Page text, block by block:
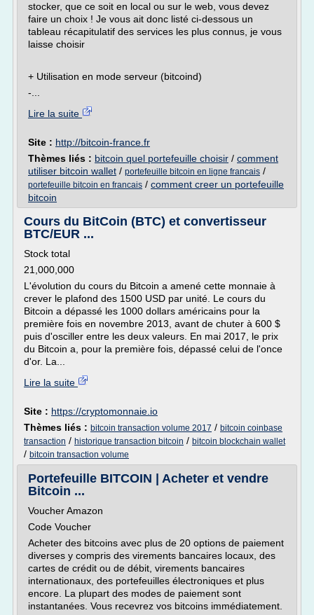
stocker, que ce soit en local ou sur le web, vous devez
faire un choix ! Je vous ait donc listé ci-dessous un
tableau récapitulatif des services les plus connus, je vous
laisse choisir
+ Utilisation en mode serveur (bitcoind)
-...
Lire la suite
Site : http://bitcoin-france.fr
Thèmes liés : bitcoin quel portefeuille choisir / comment
utiliser bitcoin wallet / portefeuille bitcoin en ligne francais /
portefeuille bitcoin en francais / comment creer un portefeuille
bitcoin
Cours du BitCoin (BTC) et convertisseur
BTC/EUR ...
Stock total
21,000,000
L'évolution du cours du Bitcoin a amené cette monnaie à
crever le plafond des 1500 USD par unité. Le cours du
Bitcoin a dépassé les 1000 dollars américains pour la
première fois en novembre 2013, avant de chuter à 600 $
puis d'osciller entre les deux valeurs. En mai 2017, le prix
du Bitcoin a, pour la première fois, dépassé celui de l'once
d'or. La...
Lire la suite
Site : https://cryptomonnaie.io
Thèmes liés : bitcoin transaction volume 2017 / bitcoin coinbase
transaction / historique transaction bitcoin / bitcoin blockchain wallet
/ bitcoin transaction volume
Portefeuille BITCOIN | Acheter et vendre
Bitcoin ...
Voucher Amazon
Code Voucher
Acheter des bitcoins avec plus de 20 options de paiement
diverses y compris des virements bancaires locaux, des
cartes de crédit ou de débit, virements bancaires
internationaux, des portefeuilles électroniques et plus
encore. La plupart des modes de paiement sont
instantanées. Vous recevrez vos bitcoins immédiatement.